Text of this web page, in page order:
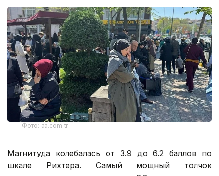
Фото: aa.com.tr
Магнитуда колебалась от 3.9 до 6.2 баллов по
шкале Рихтера. Самый мощный толчок